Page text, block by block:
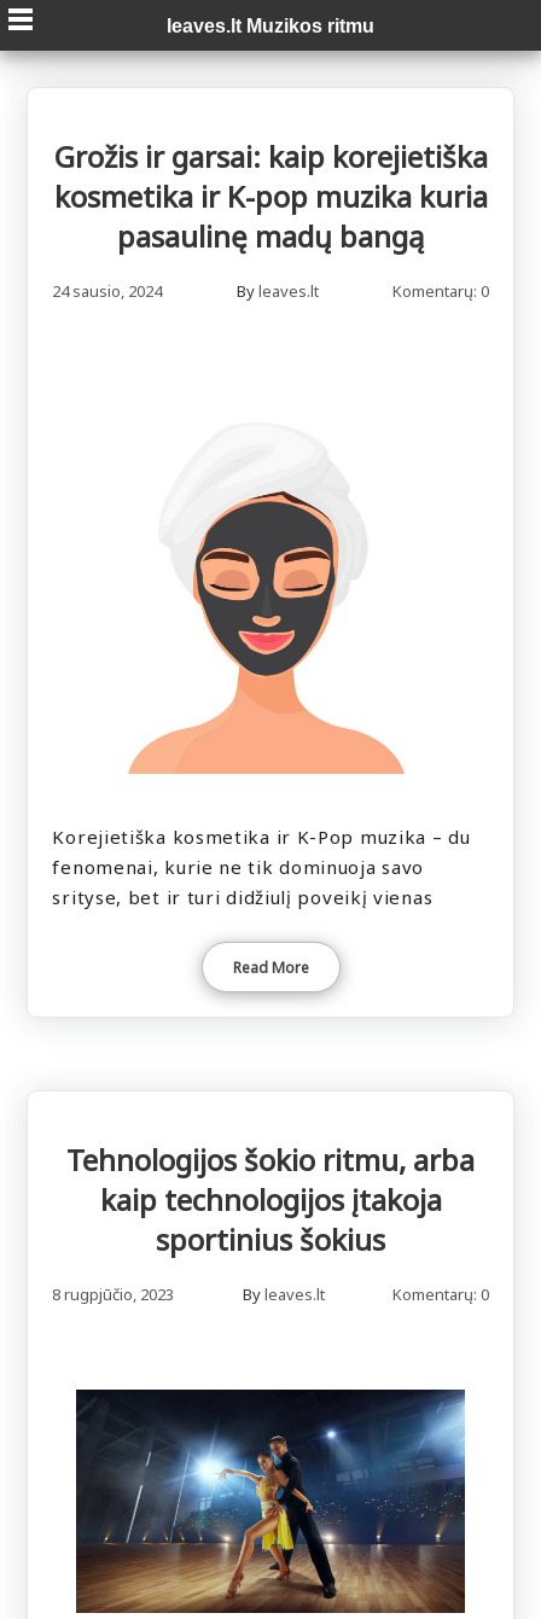
Skip
to
content
leaves.lt Muzikos ritmu
Grožis ir garsai: kaip korejietiška
kosmetika ir K-pop muzika kuria
pasaulinę madų bangą
24 sausio, 2024 Byleaves.lt Komentarų: 0
Korejietiška kosmetika ir K-Pop muzika – du
fenomenai, kurie ne tik dominuoja savo
srityse, bet ir turi didžiulį poveikį vienas
Read More
Tehnologijos šokio ritmu, arba
kaip technologijos įtakoja
sportinius šokius
8 rugpjūčio, 2023 Byleaves.lt Komentarų: 0